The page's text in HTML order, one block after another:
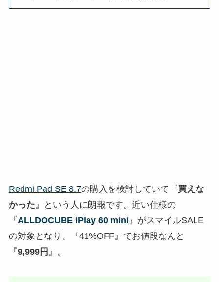
Redmi Pad SE 8.7の購入を検討していて『買えな
かった 』という人に朗報です。近い仕様の
『ALLDOCUBE iPlay 60 mini 』がスマイルSALE
の対象となり、『41%OFF』でお値段なんと
『9,999円 』。